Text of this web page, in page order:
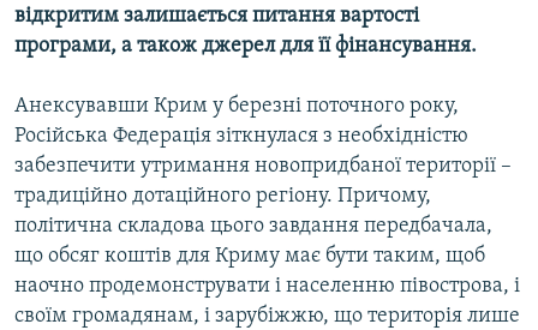
відкритим залишається питання вартості
програми, а також джерел для її фінансування.
Анексувавши Крим у березні поточного року,
Російська Федерація зіткнулася з необхідністю
забезпечити утримання новопридбаної території –
традиційно дотаційного регіону. Причому,
політична складова цього завдання передбачала,
що обсяг коштів для Криму має бути таким, щоб
наочно продемонструвати і населенню півострова, і
своїм громадянам, і зарубіжжю, що територія лише